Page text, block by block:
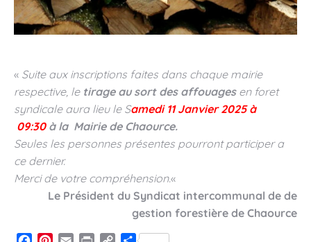
« Suite aux inscriptions faites dans chaque mairie
respective, le tirage au sort des affouagesen foret
syndicale aura lieu le Samedi 11 Janvier 2025 à
09:30 à la Mairie de Chaource.
Seules les personnes présentes pourront participer a
ce dernier.
Merci de votre compréhension.«
Le Président du Syndicat intercommunal de de
gestion forestière de Chaource